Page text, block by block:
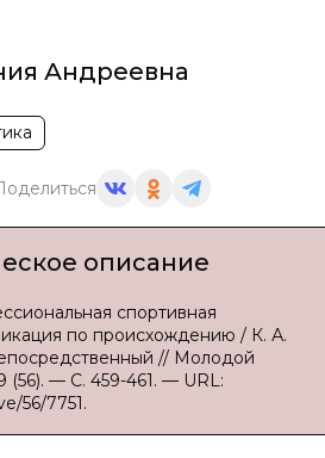
Андреевна
описание
спортивная
по происхождению / К. А.
// Молодой
— С. 459-461. — URL:
56/7751.